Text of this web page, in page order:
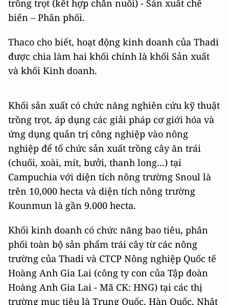
trồng trọt (kết hợp chăn nuôi) - Sản xuất chế
biến – Phân phối.
Thaco cho biết, hoạt động kinh doanh của Thadi
được chia làm hai khối chính là khối Sản xuất
và khối Kinh doanh.
Khối sản xuất có chức năng nghiên cứu kỹ thuật
trồng trọt, áp dụng các giải pháp cơ giới hóa và
ứng dụng quản trị công nghiệp vào nông
nghiệp để tổ chức sản xuất trồng cây ăn trái
(chuối, xoài, mít, bưởi, thanh long...) tại
Campuchia với diện tích nông trường Snoul là
trên 10,000 hecta và diện tích nông trường
Kounmun là gần 9.000 hecta.
Khối kinh doanh có chức năng bao tiêu, phân
phối toàn bộ sản phẩm trái cây từ các nông
trường của Thadi và CTCP Nông nghiệp Quốc tế
Hoàng Anh Gia Lai (công ty con của Tập đoàn
Hoàng Anh Gia Lai - Mã CK: HNG) tại các thị
trường mục tiêu là Trung Quốc, Hàn Quốc, Nhật